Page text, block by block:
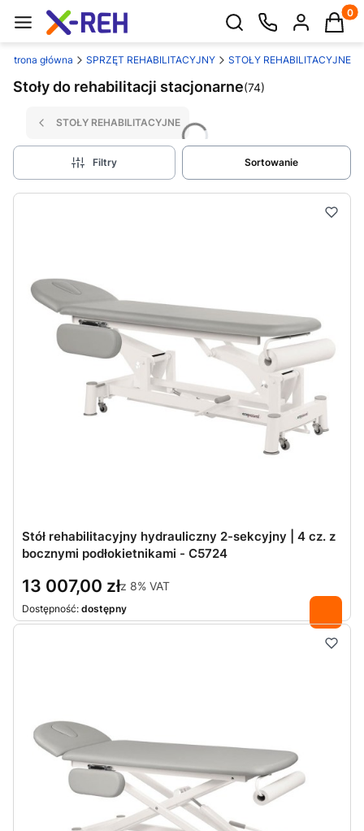
Otwórz wyszukiwarkę
Strona główna SPRZĘT REHABILITACYJNY STOŁY REHABILITACYJNE
Stoły do rehabilitacji stacjonarne(74)
STOŁY REHABILITACYJNE
Filtry Sortowanie
Stół rehabilitacyjny hydrauliczny 2-sekcyjny | 4 cz. z
bocznymi podłokietnikami - C5724
13 007,00 złz 8% VAT
Dostępność: dostępny